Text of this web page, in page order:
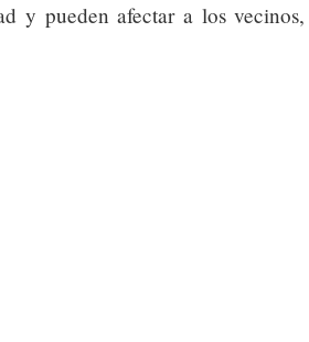
y pueden afectar a los